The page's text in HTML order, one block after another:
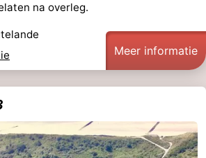
na overleg.
Meer informatie